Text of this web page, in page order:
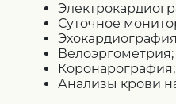
Суточное
Велоэргометрия;
Коронарография;
Анализы крови